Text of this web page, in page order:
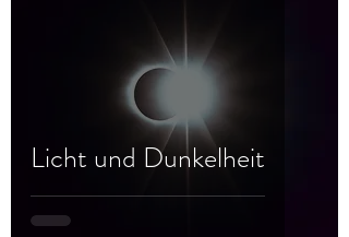
Licht und Dunkelheit